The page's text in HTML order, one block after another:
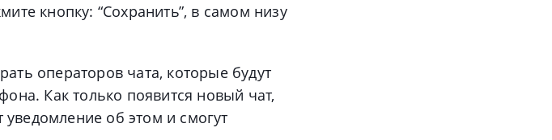
кнопку: “Сохранить”, в самом низу
операторов чата, которые будут
Как только появится новый чат,
об этом и смогут